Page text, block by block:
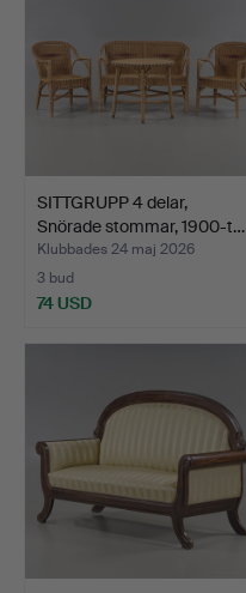
SITTGRUPP 4 delar,
Snörade stommar, 1900-t…
Klubbades 24 maj 2026
3 bud
74 USD